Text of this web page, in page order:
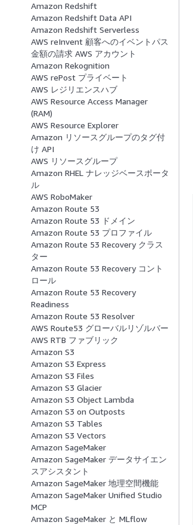
Amazon Redshift
Amazon Redshift Data API
Amazon Redshift Serverless
AWS reInvent 顧客へのイベントパス
金額の請求 AWS アカウント
Amazon Rekognition
AWS rePost プライベート
AWS レジリエンスハブ
AWS Resource Access Manager
(RAM)
AWS Resource Explorer
Amazon リソースグループのタグ付
け API
AWS リソースグループ
Amazon RHEL ナレッジベースポータ
ル
AWS RoboMaker
Amazon Route 53
Amazon Route 53 ドメイン
Amazon Route 53 プロファイル
Amazon Route 53 Recovery クラス
ター
Amazon Route 53 Recovery コント
ロール
Amazon Route 53 Recovery
Readiness
Amazon Route 53 Resolver
AWS Route53 グローバルリゾルバー
AWS RTB ファブリック
Amazon S3
Amazon S3 Express
Amazon S3 Files
Amazon S3 Glacier
Amazon S3 Object Lambda
Amazon S3 on Outposts
Amazon S3 Tables
Amazon S3 Vectors
Amazon SageMaker
Amazon SageMaker データサイエン
スアシスタント
Amazon SageMaker 地理空間機能
Amazon SageMaker Unified Studio
MCP
Amazon SageMaker と MLflow